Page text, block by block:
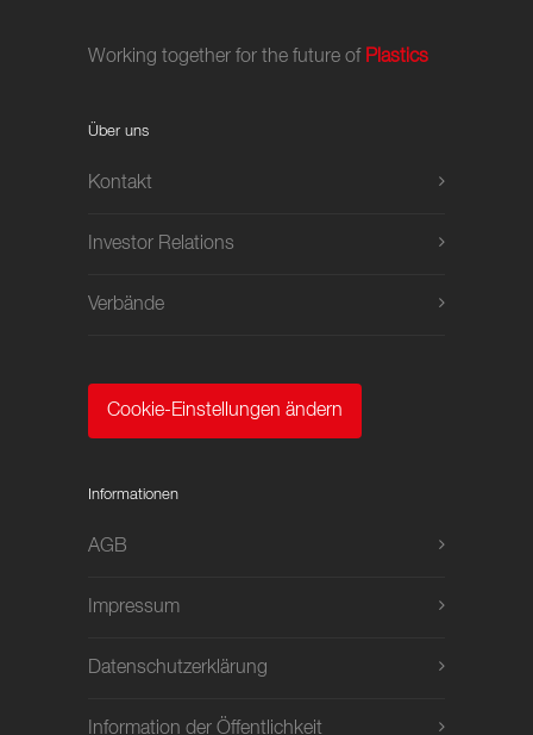
Working together for the future of Plastics
Über uns
Kontakt
Investor Relations
Verbände
Cookie-Einstellungen ändern
Informationen
AGB
Impressum
Datenschutzerklärung
Information der Öffentlichkeit